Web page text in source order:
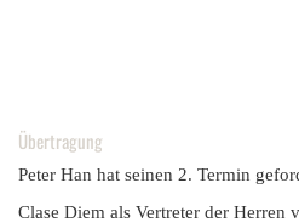
Übertragung
Peter Han hat seinen 2. Termin
Clase Diem als Vertreter der Herren